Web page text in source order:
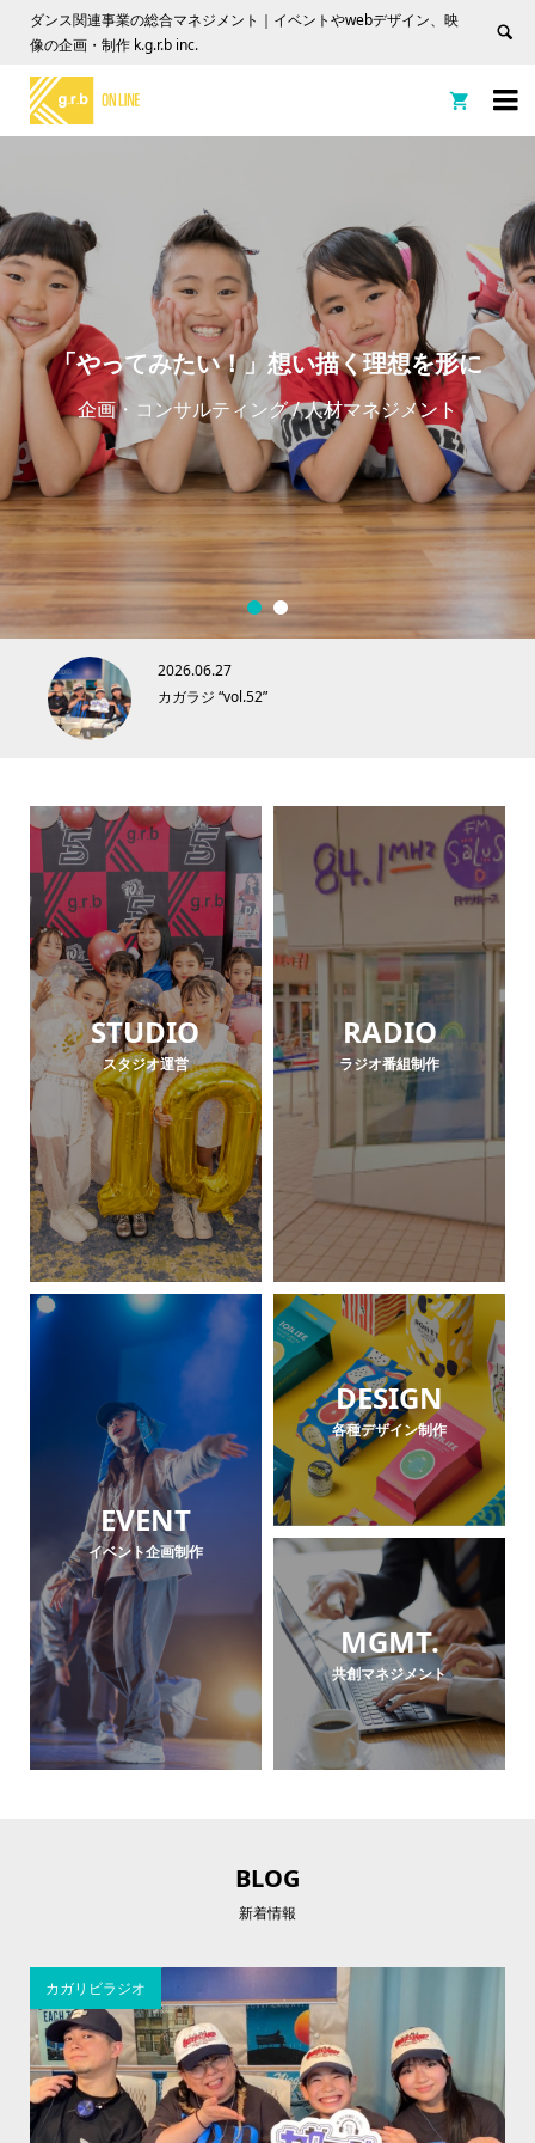
ダンス関連事業の総合マネジメント｜イベントやwebデザイン、映
像の企画・制作 k.g.r.b inc.


「やってみたい！」想い描く理想を形に
企画・コンサルティング / 人材マネジメント
1 2
2026.06.27
カガラジ “vol.52”
STUDIO
スタジオ運営
RADIO
ラジオ番組制作
EVENT
イベント企画制作
DESIGN
各種デザイン制作
MGMT.
共創マネジメント
BLOG
新着情報
カガリビラジオ